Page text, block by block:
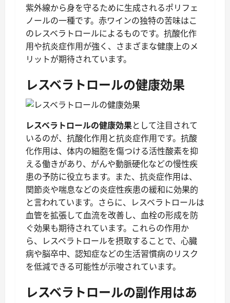
紫外線から身を守るために生成されるポリフェ
ノールの一種です。赤ワインの独特の苦味はこ
のレスベラトロールによるものです。抗酸化作
用や抗炎症作用が強く、さまざまな健康上のメ
リットが期待されています。
レスベラトロールの健康効果
レスベラトロールの健康効果として注目されて
いるのが、抗酸化作用と抗炎症作用です。抗酸
化作用は、体内の細胞を傷つける活性酸素を抑
える働きがあり、がんや動脈硬化などの慢性疾
患の予防に役立ちます。また、抗炎症作用は、
関節炎や喘息などの炎症性疾患の緩和に効果的
と言われています。さらに、レスベラトロールは
血管を拡張して血流を改善し、血栓の形成を防
ぐ効果も期待されています。これらの作用か
ら、レスベラトロールを摂取することで、心臓
病や脳卒中、認知症などの生活習慣病のリスク
を低減できる可能性が示唆されています。
レスベラトロールの副作用はあ